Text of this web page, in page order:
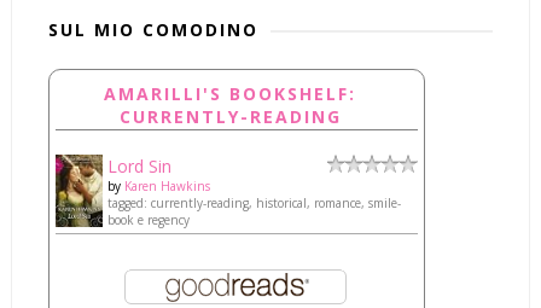
SUL MIO COMODINO
AMARILLI'S BOOKSHELF:
CURRENTLY-READING
Lord Sin
by Karen Hawkins
tagged: currently-reading, historical, romance, smile-
book e regency